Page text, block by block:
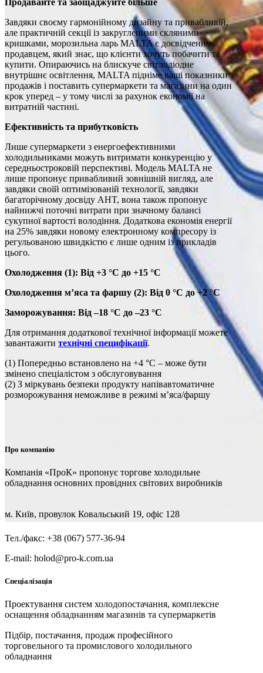
Продавайте та заощаджуйте більше
Завдяки своєму гармонійному дизайну та привабливій,
але практичній секції із закругленими скляними
кришками, морозильна ларь MALTA є досвідченим
продавцем, який знає, що клієнти хочуть побачити та
купити. Опираючись на блискуче світлодіодне
внутрішнє освітлення, MALTA підніме ваші показники
продажів і поставить супермаркети та магазини на один
крок уперед – у тому числі за рахунок економії на
витратній частині.
Ефективність та прибутковість
Лише супермаркети з енергоефективними
холодильниками можуть витримати конкуренцію у
середньостроковій перспективі. Модель MALTA не
лише пропонує привабливий зовнішній вигляд, але
завдяки своїй оптимізованій технології, завдяки
багаторічному досвіду AHT, вона також пропонує
найнижчі поточні витрати при значному балансі
сукупної вартості володіння. Додаткова економія енергії
на 25% завдяки новому електронному компресору із
регульованою швидкістю є лише одним із прикладів
цього.
Охолодження (1): Від +3 °C до +15 °C
Охолодження м’яса та фаршу (2): Від 0 °C до +2 °C
Заморожування: Від –18 °C до –23 °C
Для отримання додаткової технічної інформації можете
завантажити технічні специфікації.
(1) Попередньо встановлено на +4 °C – може бути
змінено спеціалістом з обслуговування
(2) З міркувань безпеки продукту напівавтоматичне
розморожування неможливе в режимі м’яса/фаршу
Про компанію
Компанія «ПроК» пропонує торгове холодильне
обладнання основних провідних світових виробників
м. Київ, провулок Ковальський 19, офіс 128
Тел./факс: +38 (067) 577-36-94
E-mail: holod@pro-k.com.ua
Спеціалізація
Проектування систем холодопостачання, комплексне
оснащення обладнанням магазинів та супермаркетів
Підбір, постачання, продаж професійного
торговельного та промислового холодильного
обладнання